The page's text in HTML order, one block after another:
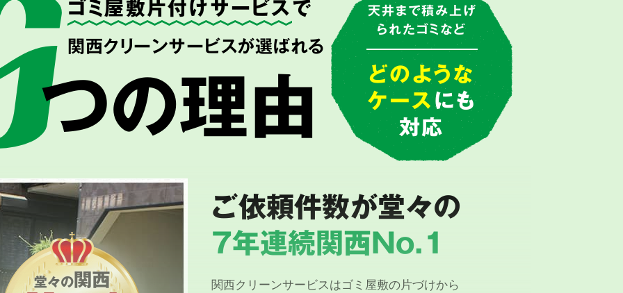
ゴミ屋敷片付けサービスで
関西クリーンサービスが選ばれる
つの理由
天井まで積み上げ
られたゴミなど
どのような
ケースにも
対応
ご依頼件数が堂々の
7年連続関西No.1
関西クリーンサービスはゴミ屋敷の片づけから